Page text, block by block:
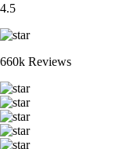
4.5
660k Reviews